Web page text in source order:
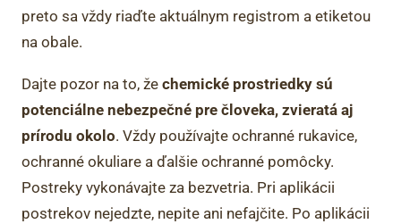
preto sa vždy riaďte aktuálnym registrom a etiketou
na obale.
Dajte pozor na to, že chemické prostriedky sú
potenciálne nebezpečné pre človeka, zvieratá aj
prírodu okolo. Vždy používajte ochranné rukavice,
ochranné okuliare a ďalšie ochranné pomôcky.
Postreky vykonávajte za bezvetria. Pri aplikácii
postrekov nejedzte, nepite ani nefajčite. Po aplikácii